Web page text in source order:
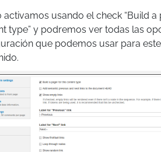
activamos usando el check “Build a
type” y podremos ver todas las
que podemos usar para